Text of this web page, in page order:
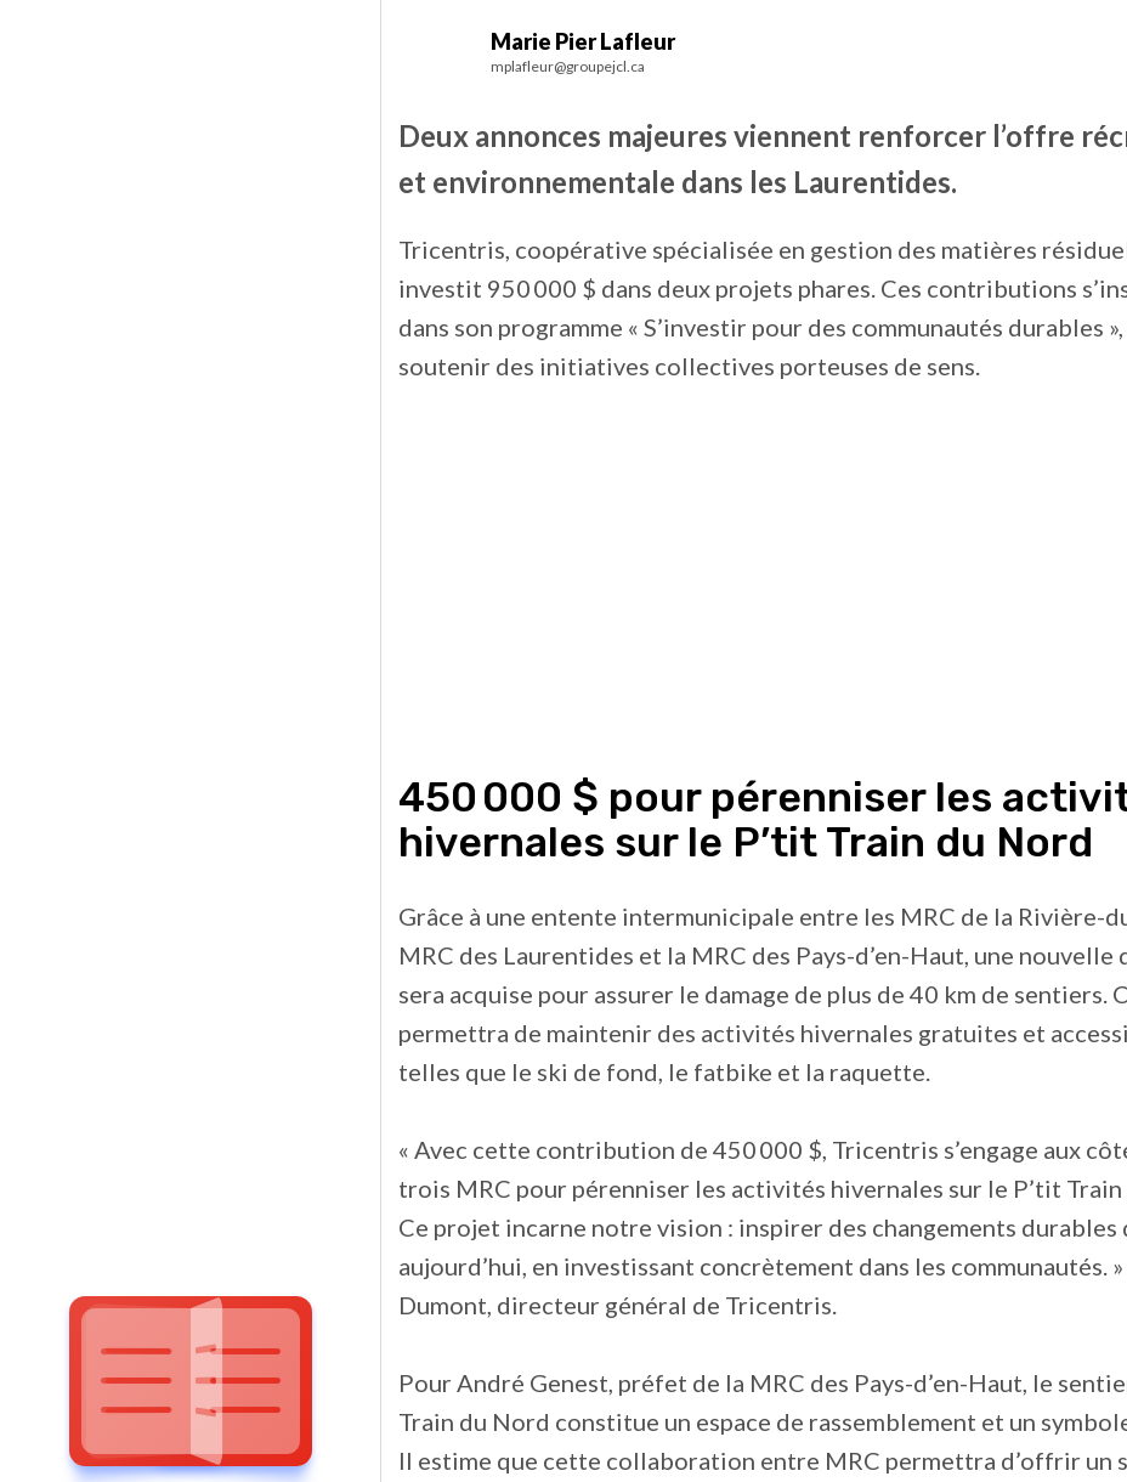
Marie Pier Lafleur
mplafleur@groupejcl.ca
Deux annonces majeures viennent renforcer l’offre
et environnementale dans les Laurentides.
Tricentris, coopérative spécialisée en gestion des matières
investit 950 000 $ dans deux projets phares. Ces contributions
dans son programme « S’investir pour des communautés durables
soutenir des initiatives collectives porteuses de sens.
450 000 $ pour pérenniser les
hivernales sur le P’tit Train du Nord
Grâce à une entente intermunicipale entre les MRC de la Rivière-
MRC des Laurentides et la MRC des Pays-d’en-Haut, une nouvelle
sera acquise pour assurer le damage de plus de 40 km de sentiers.
permettra de maintenir des activités hivernales gratuites et
telles que le ski de fond, le fatbike et la raquette.
« Avec cette contribution de 450 000 $, Tricentris s’engage aux
trois MRC pour pérenniser les activités hivernales sur le P’tit
Ce projet incarne notre vision : inspirer des changements durables
aujourd’hui, en investissant concrètement dans les communautés.
Dumont, directeur général de Tricentris.
Pour André Genest, préfet de la MRC des Pays-d’en-Haut, le
Train du Nord constitue un espace de rassemblement et un
Il estime que cette collaboration entre MRC permettra d’offrir un